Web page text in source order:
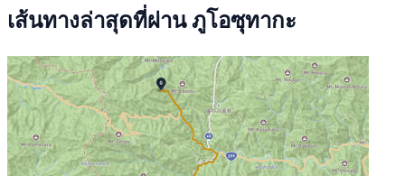
เส้นทางล่าสุดที่ผ่าน ภูโอซุทากะ